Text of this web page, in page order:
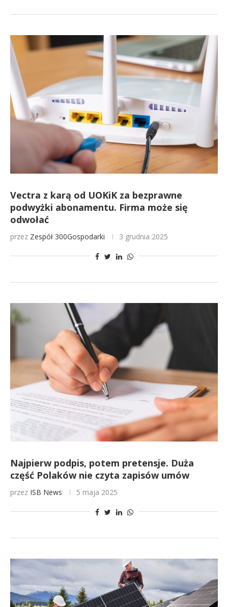
Vectra z karą od UOKiK za bezprawne
podwyżki abonamentu. Firma może się
odwołać
przez Zespół 300Gospodarki 3 grudnia 2025
Najpierw podpis, potem pretensje. Duża
część Polaków nie czyta zapisów umów
przez ISB News 5 maja 2025